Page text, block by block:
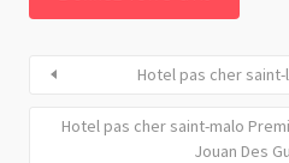
Hotel pas cher
Hotel pas cher saint-malo
Jouan Des